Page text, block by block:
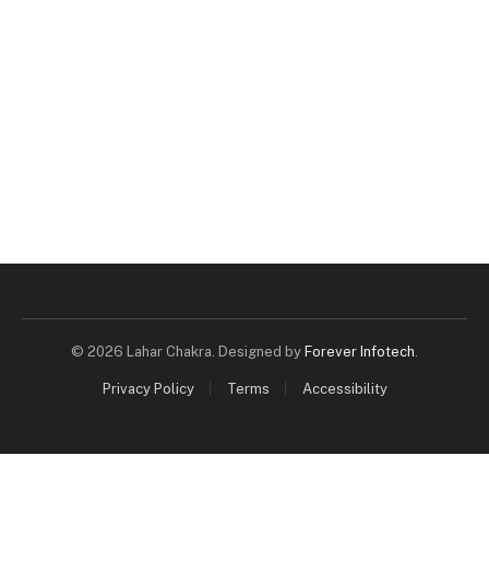
© 2026 Lahar Chakra. Designed by Forever Infotech
Privacy Policy Terms Accessibility